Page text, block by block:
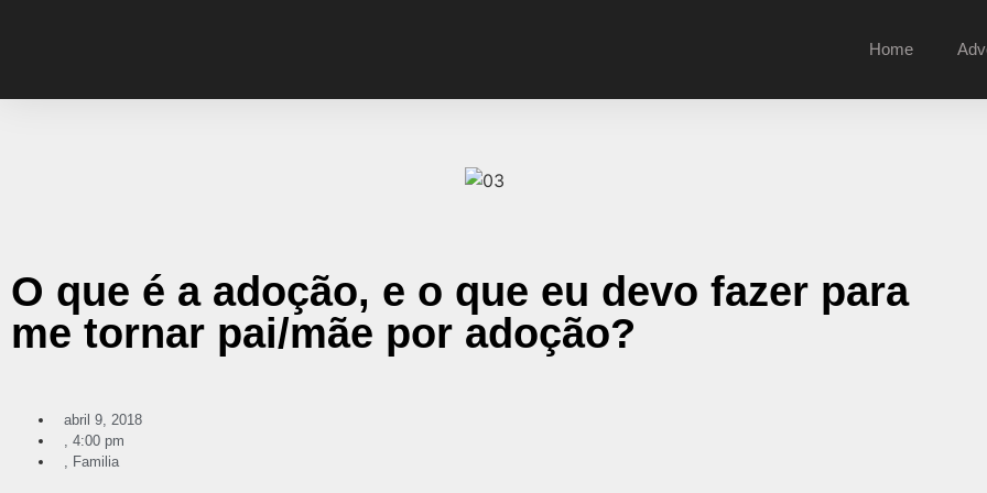
Home
O que é a adoção, e o que eu devo fazer para
me tornar pai/mãe por adoção?
abril 9, 2018
4:00 pm
Familia